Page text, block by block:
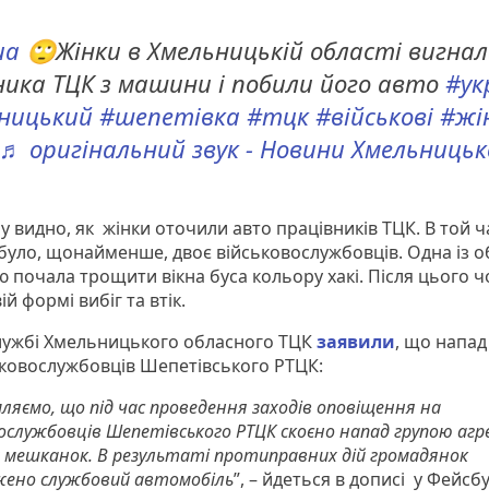
🙄Жінки в Хмельницькій області
ТЦК з машини і побили його авто
#шепетівка #тцк #військові
оригінальний звук - Новини
видно, як жінки оточили авто працівників ТЦК. В той
щонайменше, двоє військовослужбовців. Одна із
трощити вікна буса кольору хакі. Після цього
формі вибіг та втік.
Хмельницького обласного ТЦКзаявили, що напад
Шепетівського РТЦК:
що під час проведення заходів оповіщення на
Шепетівського РТЦК скоєно напад групою
мешканок. В результаті протиправних дій громадянок
службовий автомобіль”, – йдеться в дописі у